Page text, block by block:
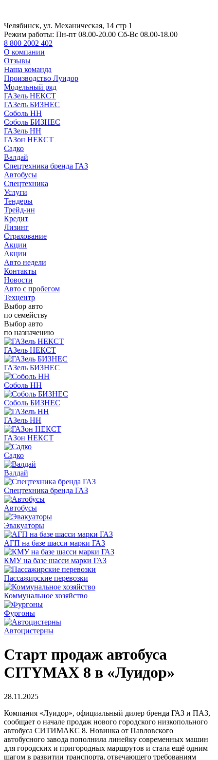
Челябинск, ул. Механическая, 14 стр 1
Режим работы: Пн-пт 08.00-20.00 Сб-Вс 08.00-18.00
8 800 2002 402
О компании
Отзывы
Наша команда
Производство Луидор
Модельный ряд
ГАЗель НЕКСТ
ГАЗель БИЗНЕС
Соболь НН
Соболь БИЗНЕС
ГАЗель НН
ГАЗон НЕКСТ
Садко
Валдай
Спецтехника бренда ГАЗ
Автобусы
Спецтехника
Услуги
Тендеры
Трейд-ин
Кредит
Лизинг
Страхование
Акции
Акции
Авто недели
Контакты
Новости
Авто с пробегом
Техцентр
Выбор авто
по семейству
Выбор авто
по назначению
ГАЗель НЕКСТ
ГАЗель БИЗНЕС
Соболь НН
Соболь БИЗНЕС
ГАЗель НН
ГАЗон НЕКСТ
Садко
Валдай
Спецтехника бренда ГАЗ
Автобусы
Эвакуаторы
АГП на базе шасси марки ГАЗ
КМУ на базе шасси марки ГАЗ
Пассажирские перевозки
Коммунальное хозяйство
Фургоны
Автоцистерны
Старт продаж автобуса
CITYMAX 8 в «Луидор»
28.11.2025
Компания «Луидор», официальный дилер бренда ГАЗ и ПАЗ,
сообщает о начале продаж нового городского низкопольного
автобуса СИТИМАКС 8. Новинка от Павловского
автобусного завода пополнила линейку современных машин
для городских и пригородных маршрутов и стала ещё одним
шагом в развитии транспорта, отвечающего требованиям